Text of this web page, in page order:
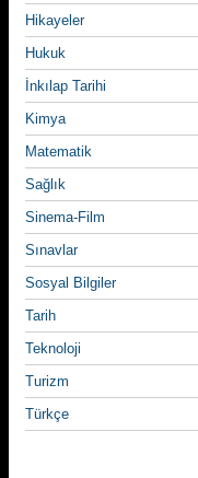
Hikayeler
Hukuk
İnkılap Tarihi
Kimya
Matematik
Sağlık
Sinema-Film
Sınavlar
Sosyal Bilgiler
Tarih
Teknoloji
Turizm
Türkçe